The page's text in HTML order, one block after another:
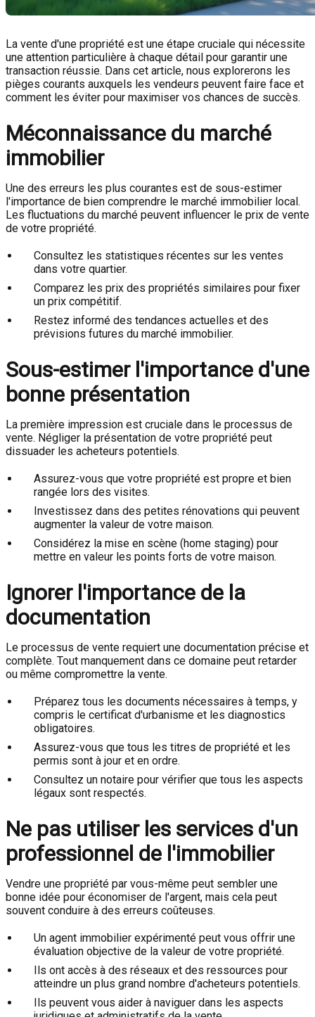
La vente d'une propriété est une étape cruciale qui nécessite
une attention particulière à chaque détail pour garantir une
transaction réussie. Dans cet article, nous explorerons les
pièges courants auxquels les vendeurs peuvent faire face et
comment les éviter pour maximiser vos chances de succès.
Méconnaissance du marché
immobilier
Une des erreurs les plus courantes est de sous-estimer
l'importance de bien comprendre le marché immobilier local.
Les fluctuations du marché peuvent influencer le prix de vente
de votre propriété.
Consultez les statistiques récentes sur les ventes
dans votre quartier.
Comparez les prix des propriétés similaires pour fixer
un prix compétitif.
Restez informé des tendances actuelles et des
prévisions futures du marché immobilier.
Sous-estimer l'importance d'une
bonne présentation
La première impression est cruciale dans le processus de
vente. Négliger la présentation de votre propriété peut
dissuader les acheteurs potentiels.
Assurez-vous que votre propriété est propre et bien
rangée lors des visites.
Investissez dans des petites rénovations qui peuvent
augmenter la valeur de votre maison.
Considérez la mise en scène (home staging) pour
mettre en valeur les points forts de votre maison.
Ignorer l'importance de la
documentation
Le processus de vente requiert une documentation précise et
complète. Tout manquement dans ce domaine peut retarder
ou même compromettre la vente.
Préparez tous les documents nécessaires à temps, y
compris le certificat d'urbanisme et les diagnostics
obligatoires.
Assurez-vous que tous les titres de propriété et les
permis sont à jour et en ordre.
Consultez un notaire pour vérifier que tous les aspects
légaux sont respectés.
Ne pas utiliser les services d'un
professionnel de l'immobilier
Vendre une propriété par vous-même peut sembler une
bonne idée pour économiser de l'argent, mais cela peut
souvent conduire à des erreurs coûteuses.
Un agent immobilier expérimenté peut vous offrir une
évaluation objective de la valeur de votre propriété.
Ils ont accès à des réseaux et des ressources pour
atteindre un plus grand nombre d'acheteurs potentiels.
Ils peuvent vous aider à naviguer dans les aspects